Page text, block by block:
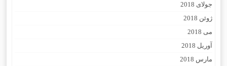
جولای 2018
ژوئن 2018
می 2018
آوریل 2018
مارس 2018